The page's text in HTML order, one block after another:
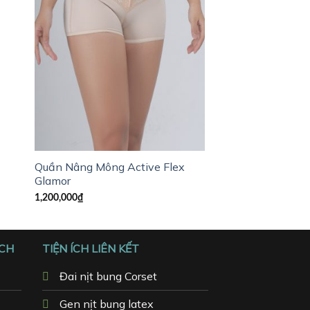
Quần Nâng Mông Active Flex
Glamor
1,200,000₫
TIỆN ÍCH LIÊN KẾT
Đai nịt bung Corset
Gen nịt bung latex